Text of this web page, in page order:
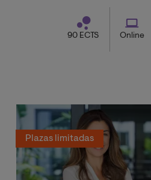
para compatibilizar tu carrera
90 ECTS Online
Plazas limitadas